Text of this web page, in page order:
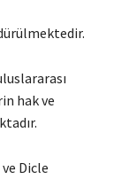
hak ve
Dicle